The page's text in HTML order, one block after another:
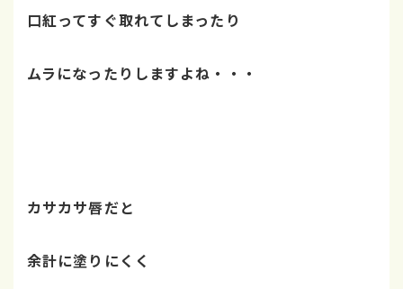
口紅ってすぐ取れてしまったり
ムラになったりしますよね・・・
カサカサ唇だと
余計に塗りにくく